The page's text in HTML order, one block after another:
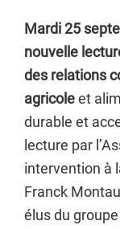
Mardi 25
nouvelle
des relations
agricoleet
durable et
lecture par
intervention à
Franck
élus du